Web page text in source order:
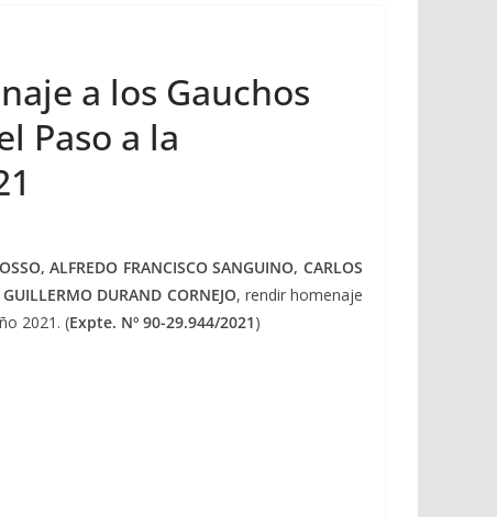
a los Gauchos
Paso a la
ALFREDO FRANCISCO SANGUINO, CARLOS
DURAND CORNEJO, rendir homenaje
2021. (Expte. Nº 90-29.944/2021)